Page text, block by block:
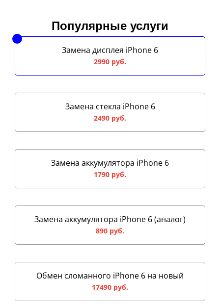
Популярные услуги
Замена дисплея iPhone 6
2990 руб.
Замена стекла iPhone 6
2490 руб.
Замена аккумулятора iPhone 6
1790 руб.
Замена аккумулятора iPhone 6 (аналог)
890 руб.
Обмен сломанного iPhone 6 на новый
17490 руб.